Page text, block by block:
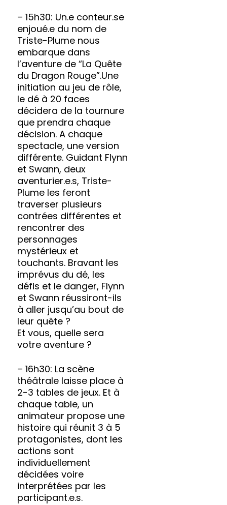
– 15h30: Un.e conteur.se
enjoué.e du nom de
Triste-Plume nous
embarque dans
l’aventure de “La Quête
du Dragon Rouge”.Une
initiation au jeu de rôle,
le dé à 20 faces
décidera de la tournure
que prendra chaque
décision. A chaque
spectacle, une version
différente. Guidant Flynn
et Swann, deux
aventurier.e.s, Triste-
Plume les feront
traverser plusieurs
contrées différentes et
rencontrer des
personnages
mystérieux et
touchants. Bravant les
imprévus du dé, les
défis et le danger, Flynn
et Swann réussiront-ils
à aller jusqu’au bout de
leur quête ?
Et vous, quelle sera
votre aventure ?
– 16h30: La scène
théâtrale laisse place à
2-3 tables de jeux. Et à
chaque table, un
animateur propose une
histoire qui réunit 3 à 5
protagonistes, dont les
actions sont
individuellement
décidées voire
interprétées par les
participant.e.s.